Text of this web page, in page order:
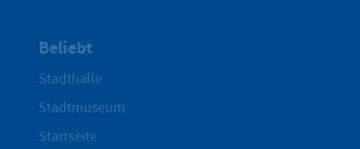
Beliebt
Stadthalle
Stadtmuseum
Startseite